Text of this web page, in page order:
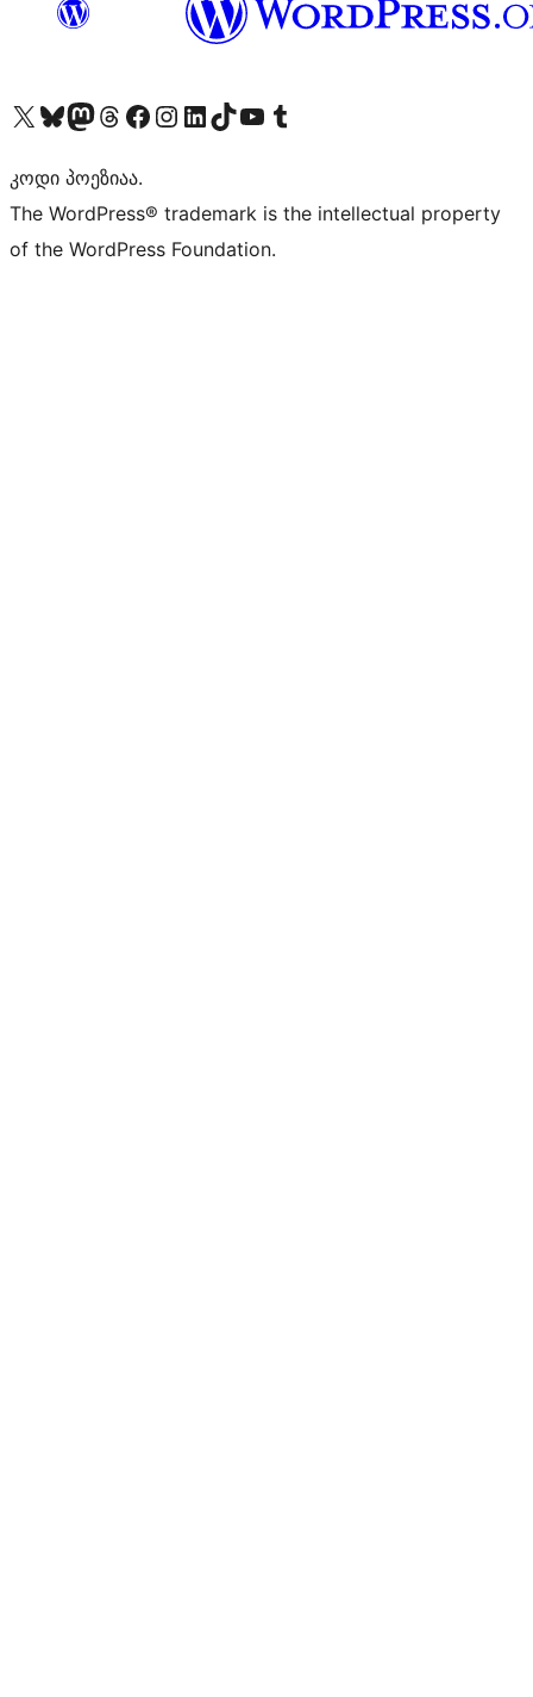
Visit our X (formerly Twitter) account
Visit our Bluesky account
Visit our Mastodon account
Visit our Threads account
Visit our Facebook page
Visit our Instagram account
Visit our LinkedIn account
Visit our TikTok account
Visit our YouTube channel
Visit our Tumblr account
კოდი პოეზიაა.
The WordPress® trademark is the intellectual property
of the WordPress Foundation.